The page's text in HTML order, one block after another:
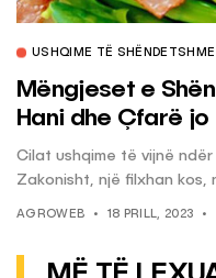
USHQIME TË SHËNDETSHME
Mëngjeset e
Hani dhe Çfarë jo
Cilat ushqime të vijnë
Zakonisht, një filxhan kos,
AGROWEB 18 PRILL, 2023